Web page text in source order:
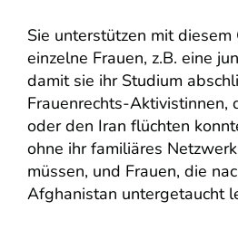
Sie unterstützen mit diesem
einzelne Frauen, z.B. eine
damit sie ihr Studium
Frauenrechts-Aktivistinnen,
oder den Iran flüchten
ohne ihr familiäres
müssen, und Frauen, die
Afghanistan untergetaucht